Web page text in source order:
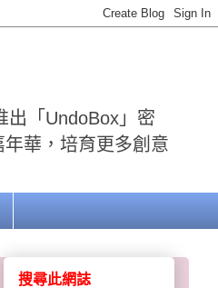
出「UndoBox」密
華，培育更多創意
搜尋此網誌